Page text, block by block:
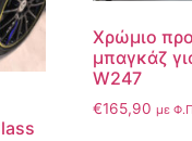
Χρώμιο
μπαγκάζ
W247
€165,90 με